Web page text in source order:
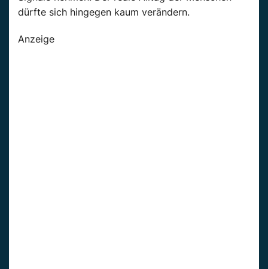
dürfte sich hingegen kaum verändern.
Anzeige